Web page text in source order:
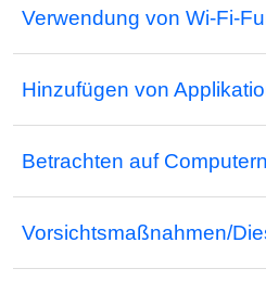
Verwendung von Wi-Fi-
Hinzufügen von
Betrachten auf Computern
Vorsichtsmaßnahmen/